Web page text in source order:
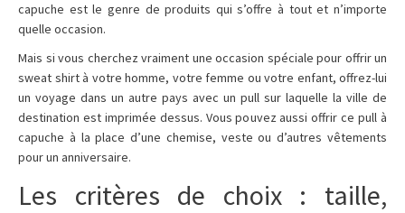
capuche est le genre de produits qui s’offre à tout et n’importe
quelle occasion.
Mais si vous cherchez vraiment une occasion spéciale pour offrir un
sweat shirt à votre homme, votre femme ou votre enfant, offrez-lui
un voyage dans un autre pays avec un pull sur laquelle la ville de
destination est imprimée dessus. Vous pouvez aussi offrir ce pull à
capuche à la place d’une chemise, veste ou d’autres vêtements
pour un anniversaire.
Les critères de choix : taille,